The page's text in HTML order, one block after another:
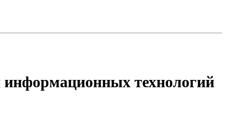
информационных технологий